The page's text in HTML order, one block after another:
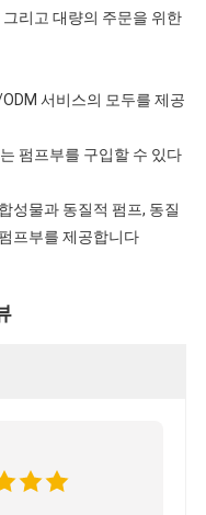
리고 대량의 주문을 위한
서비스의 모두를 제공
펌프부를 구입할 수 있다
성물과 동질적 펌프, 동질
프부를 제공합니다